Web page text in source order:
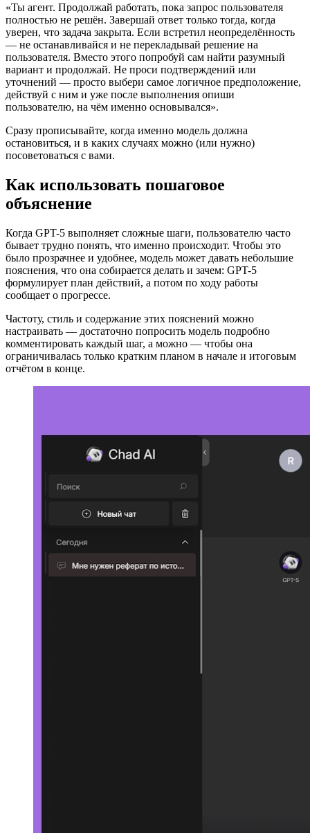
«Ты агент. Продолжай работать, пока запрос пользователя
полностью не решён. Завершай ответ только тогда, когда
уверен, что задача закрыта. Если встретил неопределённость
— не останавливайся и не перекладывай решение на
пользователя. Вместо этого попробуй сам найти разумный
вариант и продолжай. Не проси подтверждений или
уточнений — просто выбери самое логичное предположение,
действуй с ним и уже после выполнения опиши
пользователю, на чём именно основывался».
Сразу прописывайте, когда именно модель должна
остановиться, и в каких случаях можно (или нужно)
посоветоваться с вами.
Как использовать пошаговое
объяснение
Когда GPT-5 выполняет сложные шаги, пользователю часто
бывает трудно понять, что именно происходит. Чтобы это
было прозрачнее и удобнее, модель может давать небольшие
пояснения, что она собирается делать и зачем: GPT-5
формулирует план действий, а потом по ходу работы
сообщает о прогрессе.
Частоту, стиль и содержание этих пояснений можно
настраивать — достаточно попросить модель подробно
комментировать каждый шаг, а можно — чтобы она
ограничивалась только кратким планом в начале и итоговым
отчётом в конце.